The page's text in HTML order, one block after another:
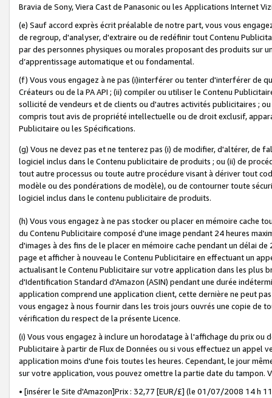
Bravia de Sony, Viera Cast de Panasonic ou les Applications Internet
(e) Sauf accord exprès écrit préalable de notre part, vous vous
de regroup, d'analyser, d'extraire ou de redéfinir tout Contenu
par des personnes physiques ou morales proposant des produits sur
d’apprentissage automatique et ou fondamental.
(f) Vous vous engagez à ne pas (i)interférer ou tenter d'interférer de
Créateurs ou de la PA API ; (ii) compiler ou utiliser le Contenu
sollicité de vendeurs et de clients ou d'autres activités publicitaires ;
compris tout avis de propriété intellectuelle ou de droit exclusif,
Publicitaire ou les Spécifications.
(g) Vous ne devez pas et ne tenterez pas (i) de modifier, d'altérer, de
logiciel inclus dans le Contenu publicitaire de produits ; ou (ii) de
tout autre processus ou toute autre procédure visant à dériver tout
modèle ou des pondérations de modèle), ou de contourner toute
logiciel inclus dans le contenu publicitaire de produits.
(h) Vous vous engagez à ne pas stocker ou placer en mémoire cache
du Contenu Publicitaire composé d'une image pendant 24 heures
d'images à des fins de le placer en mémoire cache pendant un délai
page et afficher à nouveau le Contenu Publicitaire en effectuant un
actualisant le Contenu Publicitaire sur votre application dans les plus
d'Identification Standard d'Amazon (ASIN) pendant une durée
application comprend une application client, cette dernière ne peut
vous engagez à nous fournir dans les trois jours ouvrés une copie de
vérification du respect de la présente Licence.
(i) Vous vous engagez à inclure un horodatage à l'affichage du prix
Publicitaire à partir de Flux de Données ou si vous effectuez un appel
application moins d'une fois toutes les heures. Cependant, le jour
sur votre application, vous pouvez omettre la partie date du tampon.
• [insérer le Site d'Amazon]Prix : 32,77 [EUR/£] (le 01/07/2008 14 h